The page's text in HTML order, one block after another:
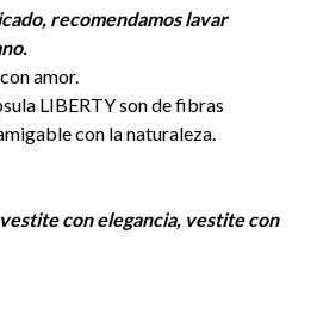
recomendamos lavar
amor.
LIBERTY son de fibras
con la naturaleza.
con elegancia, vestite con